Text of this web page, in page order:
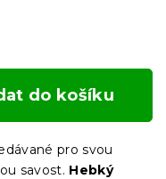
do košíku
pro svou
savost. Hebký